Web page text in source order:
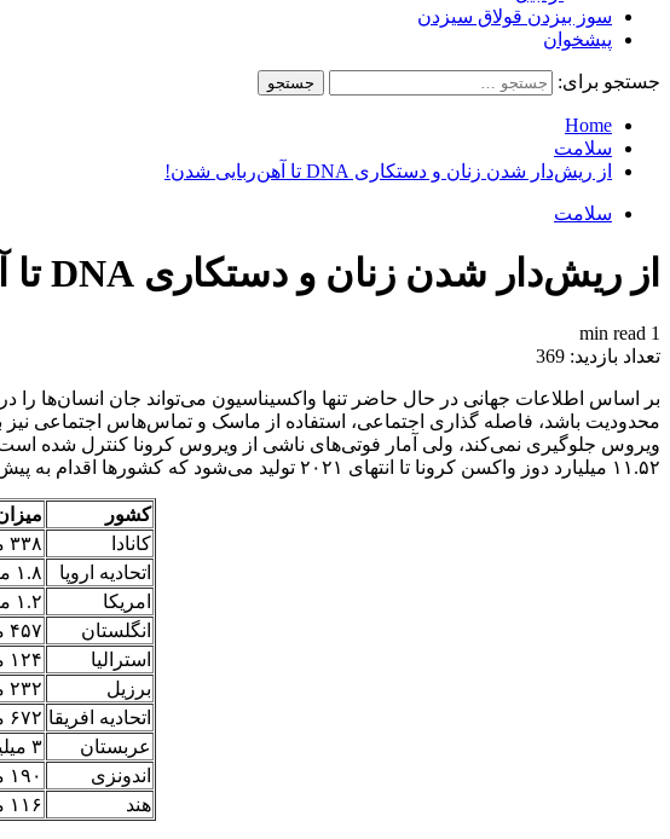
سوز بیزدن قولاق سیزدن
پیشخوان
جستجو برای:
Home
سلامت
از ریش‌دار شدن زنان و دستکاری DNA تا آهن‌ربایی شدن!
سلامت
از ریش‌دار شدن زنان و دستکاری DNA تا آهن‌ربایی شدن!
1 min read
تعداد بازدید: 369
بر اساس اطلاعات جهانی در حال حاضر تنها واکسیناسیون می‌تواند جان انسان‌ها را
محدودیت باشد، فاصله گذاری اجتماعی، استفاده از ماسک و تماس‌هاس اجتماعی نیز
ویروس جلوگیری نمی‌کند، ولی آمار فوتی‌های ناشی از ویروس کرونا کنترل شده
۱۱.۵۲ میلیارد دوز واکسن کرونا تا انتهای ۲۰۲۱ تولید می‌شود که کشورها اقدام به پیش خرید آن کردند که به این شرح است:
کشور
کانادا
۳۳۸ میلیون دوز
اتحادیه اروپا
۱.۸ میلیارد دوز
امریکا
۱.۲ میلیارد دوز
انگلستان
۴۵۷ میلیون دوز
استرالیا
۱۲۴ میلیون دوز
برزیل
۲۳۲ میلیون دوز
اتحادیه افریقا ۶۷۲ میلیون دوز
عربستان
۳ میلیون دوز
اندونزی
۱۹۰ میلیون دوز
هند
۱۱۶ میلیون دوز